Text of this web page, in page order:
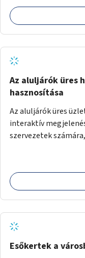
bemutatkozásra,
Az aluljárók üres
hasznosítása
Az aluljárók üres
interaktív
szervezetek
például rajzokkal,
vagy akciónapokkal
Esőkertek a